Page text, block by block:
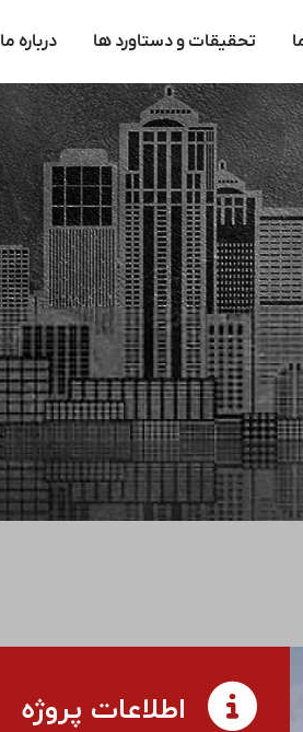
تحقیقات و دستاورد ها درباره ما
اطلاعات پروژه